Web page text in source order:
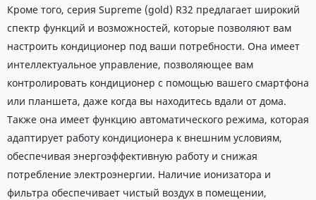
Кроме того, серия Supreme (gold) R32 предлагает широкий
спектр функций и возможностей, которые позволяют вам
настроить кондиционер под ваши потребности. Она имеет
интеллектуальное управление, позволяющее вам
контролировать кондиционер с помощью вашего смартфона
или планшета, даже когда вы находитесь вдали от дома.
Также она имеет функцию автоматического режима, которая
адаптирует работу кондиционера к внешним условиям,
обеспечивая энергоэффективную работу и снижая
потребление электроэнергии. Наличие ионизатора и
фильтра обеспечивает чистый воздух в помещении,